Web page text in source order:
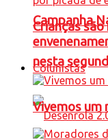
Campanha
nesta
Crianças
Colunistas
Vivemos um